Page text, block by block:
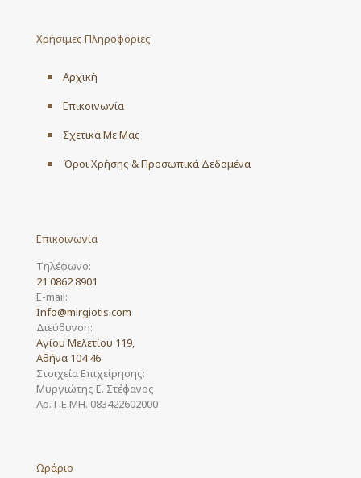
Χρήσιμες Πληροφορίες
Αρχική
Επικοινωνία
Σχετικά Με Μας
Όροι Χρήσης & Προσωπικά Δεδομένα
Επικοινωνία
Τηλέφωνο:
21 0862 8901
E-mail:
Info@mirgiotis.com
Διεύθυνση:
Αγίου Μελετίου 119,
Αθήνα 104 46
Στοιχεία Επιχείρησης:
Μυργιώτης Ε. Στέφανος
Αρ. Γ.Ε.ΜΗ. 083422602000
Ωράριο